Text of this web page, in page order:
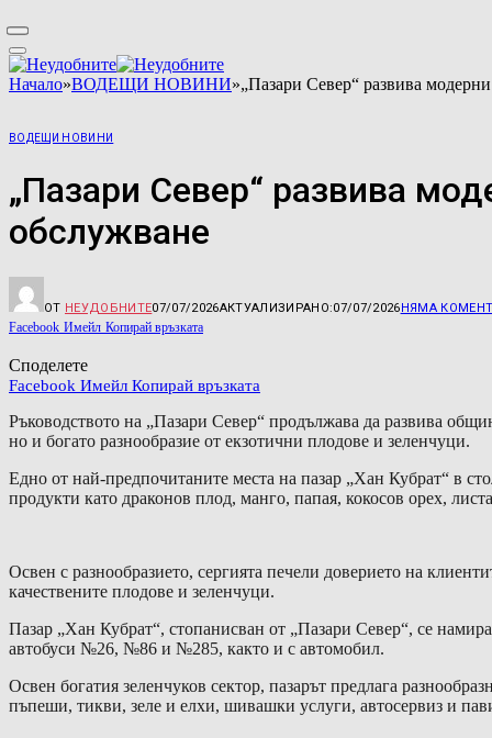
Начало»ВОДЕЩИ НОВИНИ»„Пазари Север“ развива
ВОДЕЩИ НОВИНИ
„Пазари Север“ развива
обслужване
ОТ НЕУДОБНИТЕ07/07/2026АКТУАЛИЗИРАНО:07/07/2026НЯМА
Facebook Имейл Копирай връзката
Споделете
Facebook Имейл Копирай връзката
Ръководството на „Пазари Север“ продължава да развива
но и богато разнообразие от екзотични плодове и зеленчуци.
Едно от най-предпочитаните места на пазар „Хан Кубрат“ в
продукти като драконов плод, манго, папая, кокосов орех,
Освен с разнообразието, сергията печели доверието на
качествените плодове и зеленчуци.
Пазар „Хан Кубрат“, стопанисван от „Пазари Север“, се
автобуси №26, №86 и №285, както и с автомобил.
Освен богатия зеленчуков сектор, пазарът предлага
пъпеши, тикви, зеле и елхи, шивашки услуги, автосервиз и